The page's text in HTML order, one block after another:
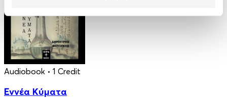
Audiobook • 1 Credit
Εννέα Κύματα